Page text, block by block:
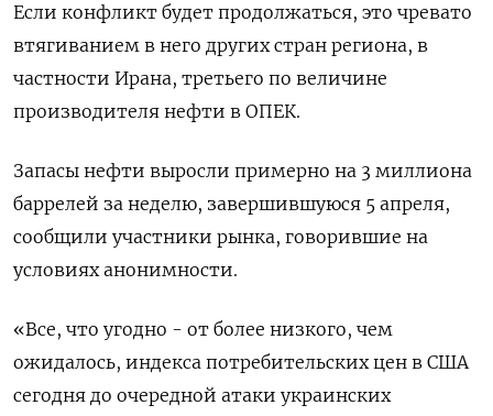
Если конфликт будет продолжаться, это чревато
втягиванием в него других стран региона, в
частности Ирана, третьего по величине
производителя нефти в ОПЕК.
Запасы нефти выросли примерно на 3 миллиона
баррелей за неделю, завершившуюся 5 апреля,
сообщили участники рынка, говорившие на
условиях анонимности.
«Все, что угодно - от более низкого, чем
ожидалось, индекса потребительских цен в США
сегодня до очередной атаки украинских